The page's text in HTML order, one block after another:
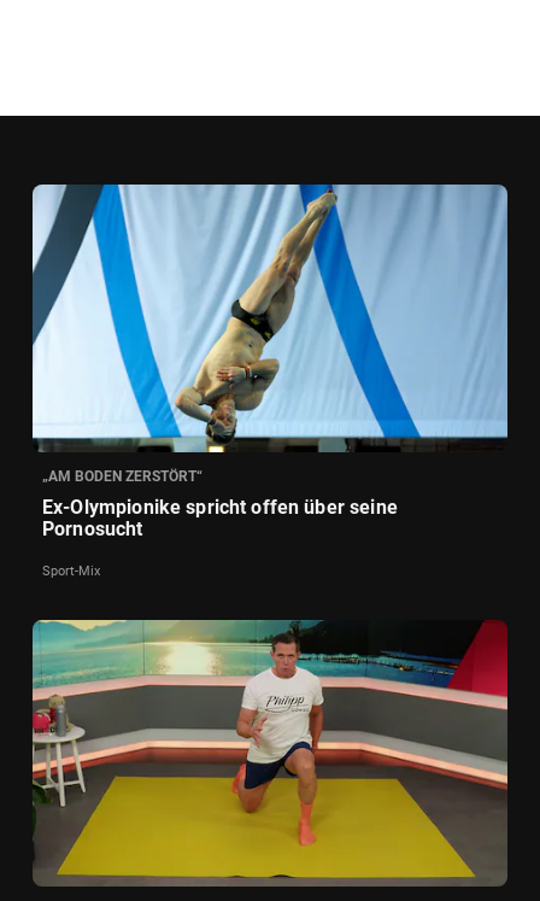
„AM BODEN ZERSTÖRT“
Ex-Olympionike spricht offen über seine
Pornosucht
Sport-Mix